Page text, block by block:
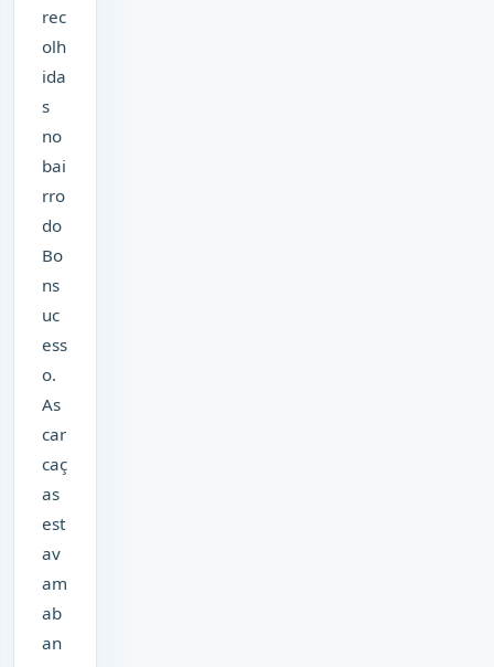
rec
olh
ida
s
no
bai
rro
do
Bo
ns
uc
ess
o.
As
car
caç
as
est
av
am
ab
an